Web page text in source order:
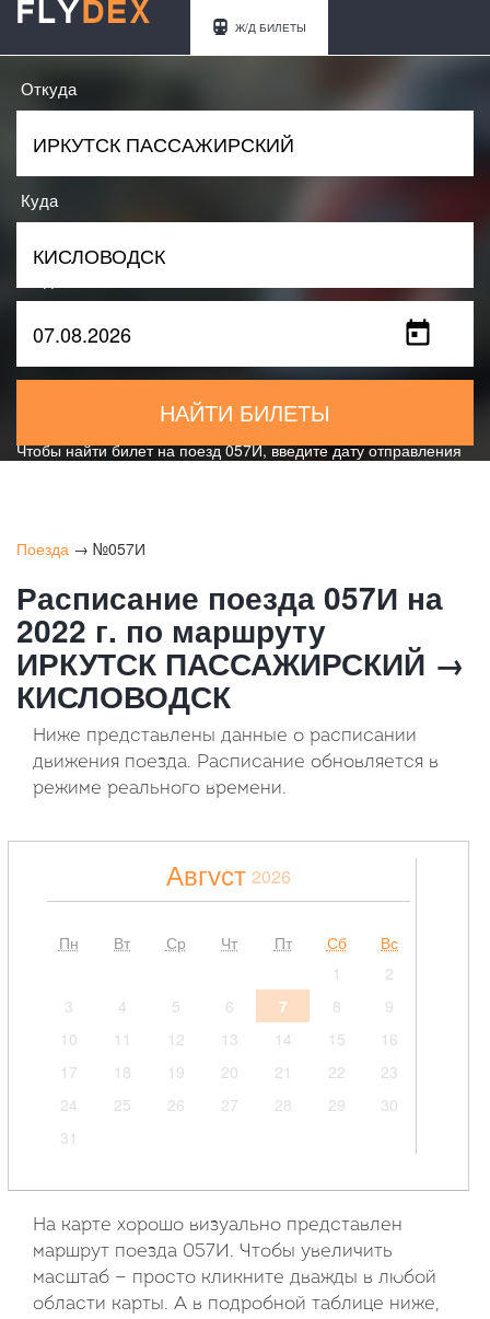
Ж/Д БИЛЕТЫ
Откуда
Куда
НАЙТИ БИЛЕТЫ
Чтобы найти билет на поезд 057И, введите дату отправления
Поезда → №057И
Расписание поезда 057И на
2022 г. по маршруту
ИРКУТСК ПАССАЖИРСКИЙ →
КИСЛОВОДСК
Ниже представлены данные о расписании
движения поезда. Расписание обновляется в
режиме реального времени.
Август 2026
Пн Вт Ср Чт Пт Сб
Вс
1
2
3
4 5 6 7 8
9
10
11 12 13 14 15
16
17
18 19 20 21 22
23
24
25 26 27 28 29
30
31
Пн Вт Ср Чт Пт Сб
Вс
1
2 3 4 5
6
На карте хорошо визуально представлен
маршрут поезда 057И. Чтобы увеличить
масштаб — просто кликните дважды в любой
области карты. А в подробной таблице ниже,